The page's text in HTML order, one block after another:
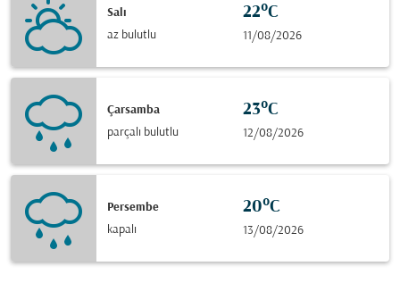
Salı
az bulutlu
22°C
11/08/2026
Çarsamba
parçalı bulutlu
23°C
12/08/2026
Persembe
kapalı
20°C
13/08/2026